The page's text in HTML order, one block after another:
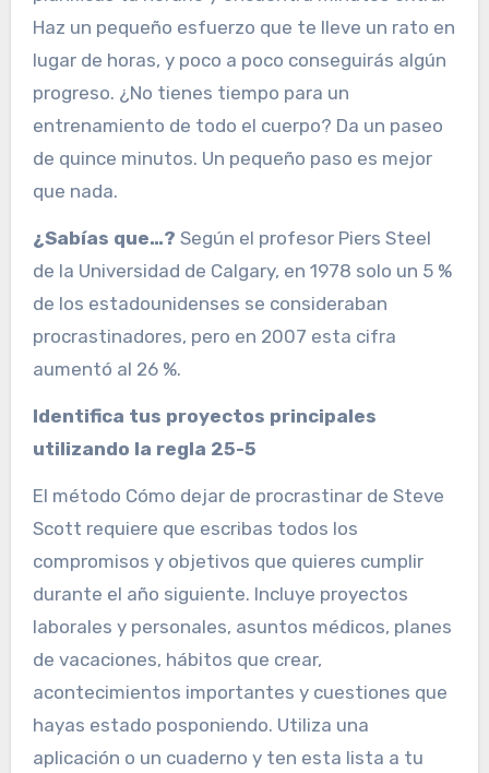
Haz un pequeño esfuerzo que te lleve un rato en
lugar de horas, y poco a poco conseguirás algún
progreso. ¿No tienes tiempo para un
entrenamiento de todo el cuerpo? Da un paseo
de quince minutos. Un pequeño paso es mejor
que nada.
¿Sabías que…? Según el profesor Piers Steel
de la Universidad de Calgary, en 1978 solo un 5 %
de los estadounidenses se consideraban
procrastinadores, pero en 2007 esta cifra
aumentó al 26 %.
Identifica tus proyectos principales
utilizando la regla 25-5
El método Cómo dejar de procrastinar de Steve
Scott requiere que escribas todos los
compromisos y objetivos que quieres cumplir
durante el año siguiente. Incluye proyectos
laborales y personales, asuntos médicos, planes
de vacaciones, hábitos que crear,
acontecimientos importantes y cuestiones que
hayas estado posponiendo. Utiliza una
aplicación o un cuaderno y ten esta lista a tu